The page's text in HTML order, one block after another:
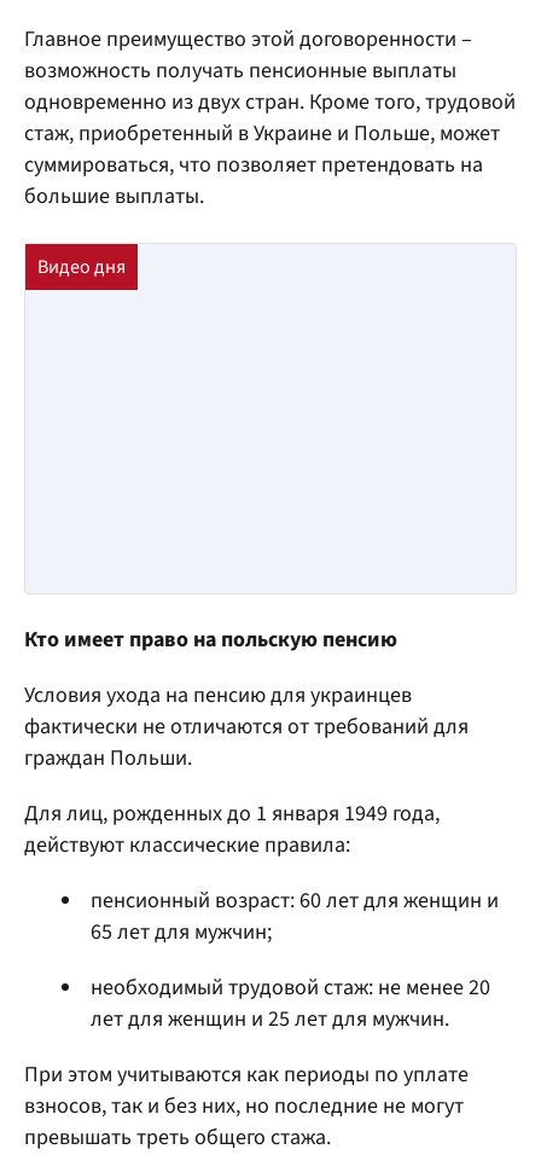
Главное преимущество этой договоренности –
возможность получать пенсионные выплаты
одновременно из двух стран. Кроме того, трудовой
стаж, приобретенный в Украине и Польше, может
суммироваться, что позволяет претендовать на
большие выплаты.
Кто имеет право на польскую пенсию
Условия ухода на пенсию для украинцев
фактически не отличаются от требований для
граждан Польши.
Для лиц, рожденных до 1 января 1949 года,
действуют классические правила:
пенсионный возраст: 60 лет для женщин и
65 лет для мужчин;
необходимый трудовой стаж: не менее 20
лет для женщин и 25 лет для мужчин.
При этом учитываются как периоды по уплате
взносов, так и без них, но последние не могут
превышать треть общего стажа.